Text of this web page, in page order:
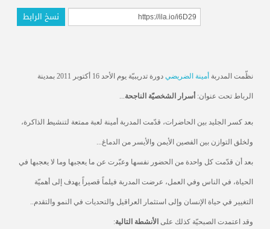
نسخ الرابط
نظّمت المدربة أمينة الضريضي دورة تدريبيّة يوم الأحد 16 أكتوبر 2011 بمدينة
الرباط تحت عنوان: أسرار الشخصيّة الناجحة...
بعد كسر الجليد بين الحاضرات، قدّمت المدربة أمينة لعبة ممتعة لتنشيط الذاكرة،
ولخلق التوازن بين الفصين الأيمن والأيسر من الدماغ...
بعد أن قدّمت كل واحدة من الحضور نفسها وعبّرت عن ما يعجبها وما لا يعجبها في
الحياة، في الناس وفي العمل، عرضت المدربة فيلماً قصيراً يهدف إلى أهميّة
التغيير في حياة الإنسان وإلى استثمار العراقيل والتحديات في النمو والتقدم..
وقد اعتمدت الصبحيّة كذلك على الأنشطة التالية: